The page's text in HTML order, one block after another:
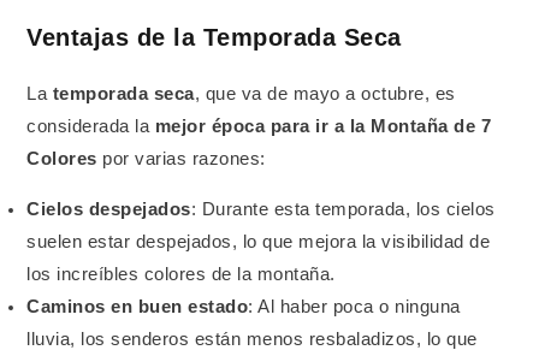
Ventajas de la Temporada Seca
La temporada seca, que va de mayo a octubre, es
considerada la mejor época para ir a la Montaña de 7
Colores por varias razones:
Cielos despejados: Durante esta temporada, los cielos
suelen estar despejados, lo que mejora la visibilidad de
los increíbles colores de la montaña.
Caminos en buen estado: Al haber poca o ninguna
lluvia, los senderos están menos resbaladizos, lo que